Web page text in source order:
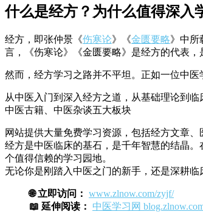
什么是经方？为什么值得深入
经方，即张仲景《伤寒论》《金匮要略》中所
言，《伤寒论》《金匮要略》是经方的代表，
然而，经方学习之路并不平坦。正如一位中
从中医入门到深入经方之道，从基础理论到
中医古籍、中医杂谈五大板块
网站提供大量免费学习资源，包括经方文章
经方是中医临床的基石，是千年智慧的结晶
个值得信赖的学习园地。
无论你是刚踏入中医之门的新手，还是深耕
🌐 立即访问： www.zlnow.com/zyjf/
📖 延伸阅读：
中医学习网